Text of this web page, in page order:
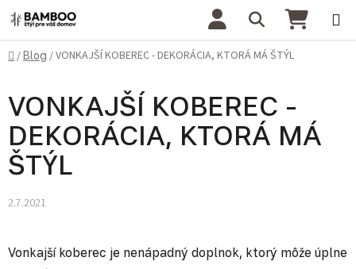
Prejsť na obsah Hľadať
Domov
/Blog /VONKAJŠÍ KOBEREC - DEKORÁCIA, KTORÁ MÁ ŠTÝL
VONKAJŠÍ KOBEREC -
DEKORÁCIA, KTORÁ MÁ
ŠTÝL
2.7.2021
Vonkajší koberec je nenápadný doplnok, ktorý môže úplne